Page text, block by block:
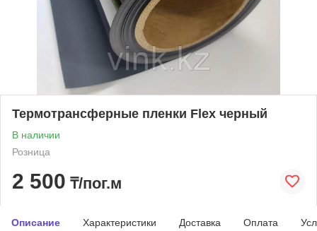
Термотрансферные пленки Flex черный
В наличии
Розница
2 500 ₸/пог.м
Описание Характеристики Доставка Оплата